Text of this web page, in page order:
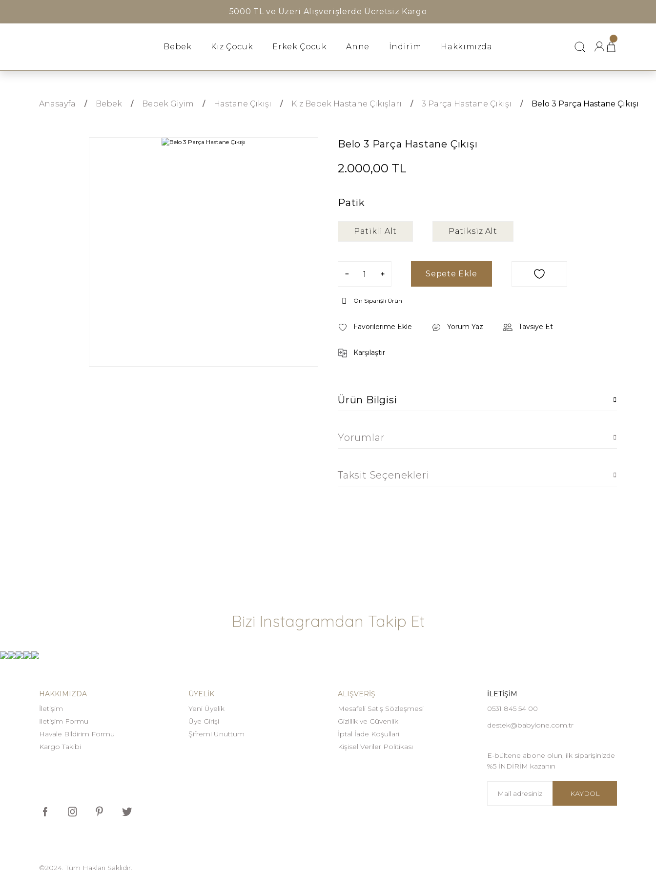
5000 TL ve Üzeri Alışverişlerde Ücretsiz Kargo
Bebek Kız Çocuk Erkek Çocuk Anne İndirim Hakkımızda
Anasayfa Bebek Bebek Giyim Hastane Çıkışı Kız Bebek Hastane Çıkışları 3 Parça Hastane Çıkışı Belo 3 Parça Hastane Çıkışı
Belo 3 Parça Hastane Çıkışı
2.000,00 TL
Patik
Patikli Alt Patiksiz Alt
Sepete Ekle
Ön Siparişli Ürün
Yorum Yaz Tavsiye Et
Karşılaştır
Ürün Bilgisi
Yorumlar
Taksit Seçenekleri
Bizi Instagramdan Takip Et
HAKKIMIZDA
İletişim
İletişim Formu
Havale Bildirim Formu
Kargo Takibi
ÜYELIK
Yeni Üyelik
Üye Girişi
Şifremi Unuttum
ALIŞVERIŞ
Mesafeli Satış Sözleşmesi
Gizlilik ve Güvenlik
İptal İade Koşullari
Kişisel Veriler Politikası
İLETİŞİM
0531 845 54 00
destek@babylone.com.tr
E-bültene abone olun, ilk siparişinizde
%5 İNDİRİM kazanın
KAYDOL
©2024. Tüm Hakları Saklıdır.